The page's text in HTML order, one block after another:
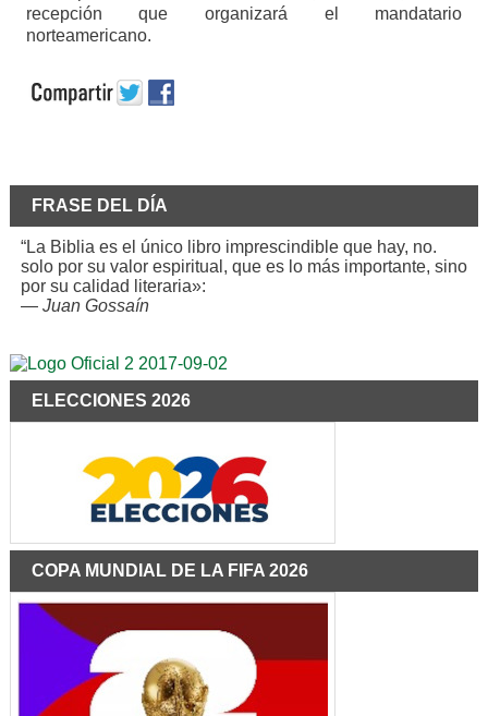
recepción que organizará el mandatario
norteamericano.
FRASE DEL DÍA
“La Biblia es el único libro imprescindible que hay, no.
solo por su valor espiritual, que es lo más importante, sino
por su calidad literaria»:
— Juan Gossaín
ELECCIONES 2026
COPA MUNDIAL DE LA FIFA 2026